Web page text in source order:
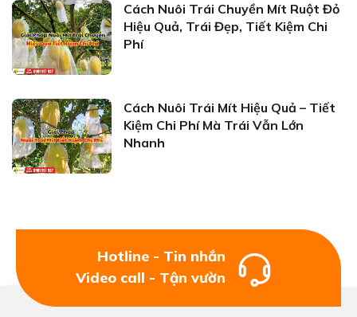
Cách Nuôi Trái Chuyền Mít Ruột Đỏ
Hiệu Quả, Trái Đẹp, Tiết Kiệm Chi
Phí
Cách Nuôi Trái Mít Hiệu Quả – Tiết
Kiệm Chi Phí Mà Trái Vẫn Lớn
Nhanh
Hotline - Tin nhắn
Video call - Tận vườn